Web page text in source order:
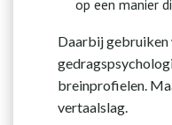
op een manier
Daarbij gebruiken
breinprofielen.
vertaalslag.